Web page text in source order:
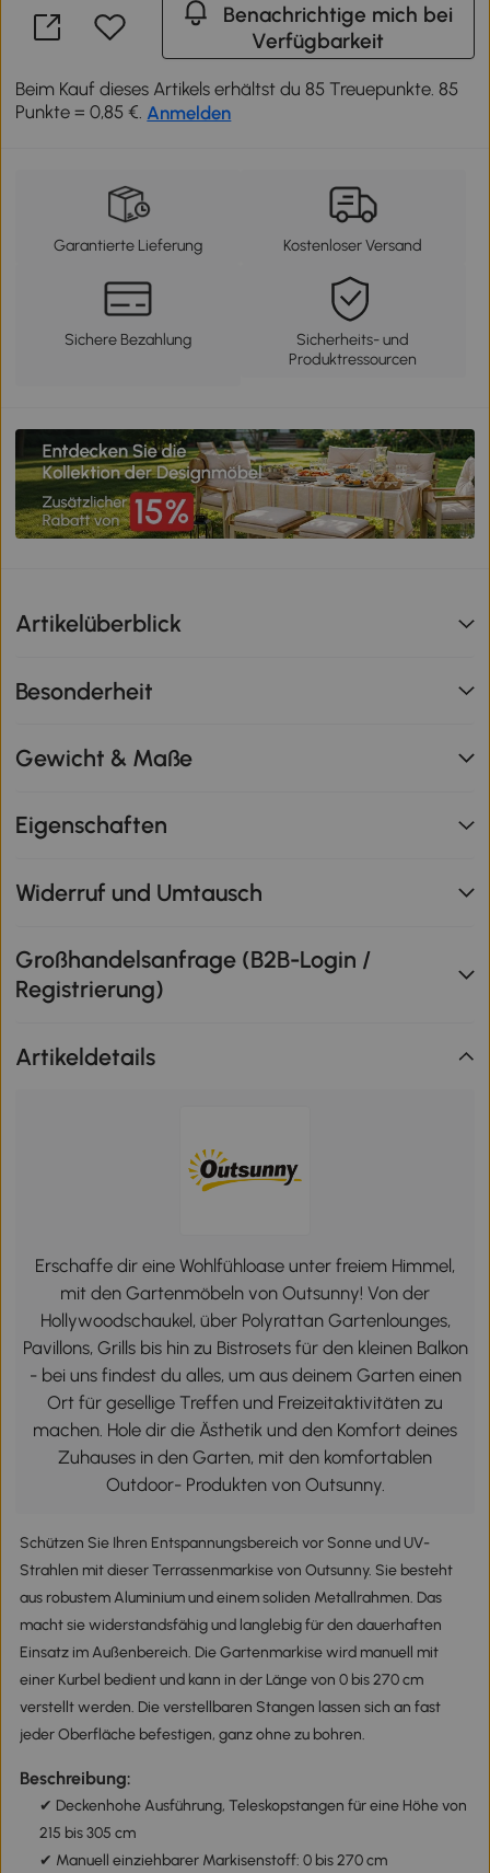
Benachrichtige mich bei
Verfügbarkeit
Beim Kauf dieses Artikels erhältst du 85 Treuepunkte. 85
Punkte = 0,85 €. Anmelden
Garantierte Lieferung Kostenloser Versand
Sichere Bezahlung
Sicherheits- und
Produktressourcen
Artikelüberblick
Besonderheit
Gewicht & Maße
Eigenschaften
Widerruf und Umtausch
Großhandelsanfrage (B2B-Login /
Registrierung)
Artikeldetails
Erschaffe dir eine Wohlfühloase unter freiem Himmel,
mit den Gartenmöbeln von Outsunny! Von der
Hollywoodschaukel, über Polyrattan Gartenlounges,
Pavillons, Grills bis hin zu Bistrosets für den kleinen Balkon
- bei uns findest du alles, um aus deinem Garten einen
Ort für gesellige Treffen und Freizeitaktivitäten zu
machen. Hole dir die Ästhetik und den Komfort deines
Zuhauses in den Garten, mit den komfortablen
Outdoor- Produkten von Outsunny.
Schützen Sie Ihren Entspannungsbereich vor Sonne und UV-
Strahlen mit dieser Terrassenmarkise von Outsunny. Sie besteht
aus robustem Aluminium und einem soliden Metallrahmen. Das
macht sie widerstandsfähig und langlebig für den dauerhaften
Einsatz im Außenbereich. Die Gartenmarkise wird manuell mit
einer Kurbel bedient und kann in der Länge von 0 bis 270 cm
verstellt werden. Die verstellbaren Stangen lassen sich an fast
jeder Oberfläche befestigen, ganz ohne zu bohren.
Beschreibung:
✔ Deckenhohe Ausführung, Teleskopstangen für eine Höhe von
215 bis 305 cm
✔ Manuell einziehbarer Markisenstoff: 0 bis 270 cm